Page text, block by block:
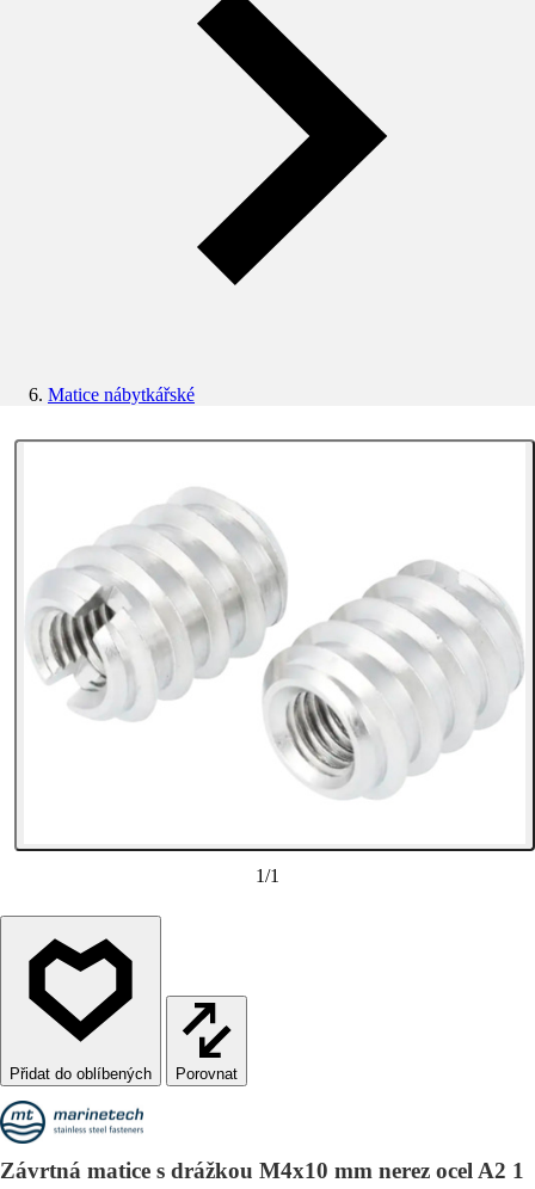
Matice nábytkářské
1/1
Porovnat
Závrtná matice s drážkou M4x10 mm nerez ocel A2 1